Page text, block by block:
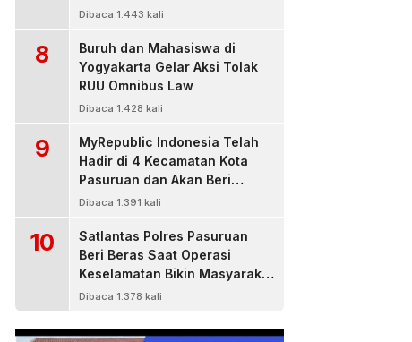
Dibaca 1.443 kali
8
Buruh dan Mahasiswa di
Yogyakarta Gelar Aksi Tolak
RUU Omnibus Law
Dibaca 1.428 kali
9
MyRepublic Indonesia Telah
Hadir di 4 Kecamatan Kota
Pasuruan dan Akan Beri
Pelayanan Terbaik Untuk
Dibaca 1.391 kali
10
Satlantas Polres Pasuruan
Beri Beras Saat Operasi
Keselamatan Bikin Masyarakat
Senang
Dibaca 1.378 kali